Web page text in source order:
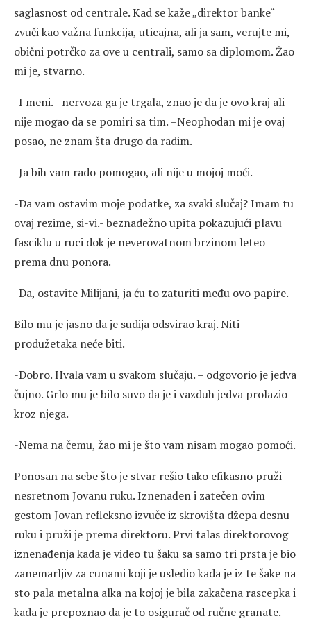
saglasnost od centrale. Kad se kaže „direktor banke“
zvuči kao važna funkcija, uticajna, ali ja sam, verujte mi,
obični potrčko za ove u centrali, samo sa diplomom. Žao
mi je, stvarno.
-I meni. –nervoza ga je trgala, znao je da je ovo kraj ali
nije mogao da se pomiri sa tim. –Neophodan mi je ovaj
posao, ne znam šta drugo da radim.
-Ja bih vam rado pomogao, ali nije u mojoj moći.
-Da vam ostavim moje podatke, za svaki slučaj? Imam tu
ovaj rezime, si-vi.- beznadežno upita pokazujući plavu
fasciklu u ruci dok je neverovatnom brzinom leteo
prema dnu ponora.
-Da, ostavite Milijani, ja ću to zaturiti među ovo papire.
Bilo mu je jasno da je sudija odsvirao kraj. Niti
produžetaka neće biti.
-Dobro. Hvala vam u svakom slučaju. – odgovorio je jedva
čujno. Grlo mu je bilo suvo da je i vazduh jedva prolazio
kroz njega.
-Nema na čemu, žao mi je što vam nisam mogao pomoći.
Ponosan na sebe što je stvar rešio tako efikasno pruži
nesretnom Jovanu ruku. Iznenađen i zatečen ovim
gestom Jovan refleksno izvuče iz skrovišta džepa desnu
ruku i pruži je prema direktoru. Prvi talas direktorovog
iznenađenja kada je video tu šaku sa samo tri prsta je bio
zanemarljiv za cunami koji je usledio kada je iz te šake na
sto pala metalna alka na kojoj je bila zakačena rascepka i
kada je prepoznao da je to osigurač od ručne granate.